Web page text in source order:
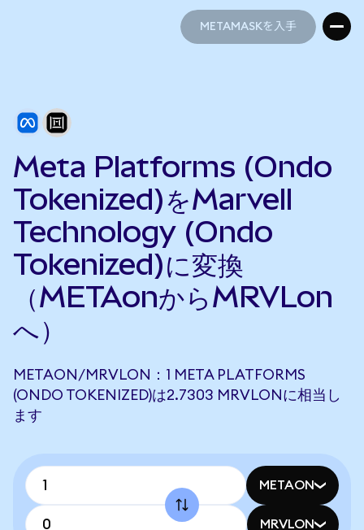
METAMASKを入手
Meta Platforms (Ondo
Tokenized)をMarvell
Technology (Ondo
Tokenized)に変換
（METAonからMRVLon
へ）
METAON/MRVLON：1 META PLATFORMS
(ONDO TOKENIZED)は2.7303 MRVLONに相当し
ます
METAON
MRVLON